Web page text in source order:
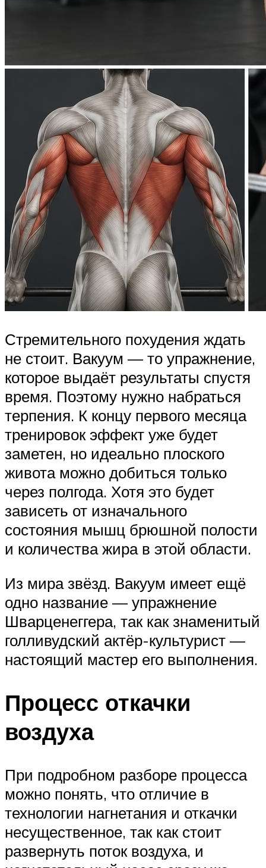
Стремительного похудения ждать
не стоит. Вакуум — то упражнение,
которое выдаёт результаты спустя
время. Поэтому нужно набраться
терпения. К концу первого месяца
тренировок эффект уже будет
заметен, но идеально плоского
живота можно добиться только
через полгода. Хотя это будет
зависеть от изначального
состояния мышц брюшной полости
и количества жира в этой области.
Из мира звёзд. Вакуум имеет ещё
одно название — упражнение
Шварценеггера, так как знаменитый
голливудский актёр-культурист —
настоящий мастер его выполнения.
Процесс откачки
воздуха
При подробном разборе процесса
можно понять, что отличие в
технологии нагнетания и откачки
несущественное, так как стоит
развернуть поток воздуха, и